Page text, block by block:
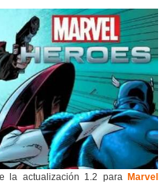
la actualización 1.2 para Marvel